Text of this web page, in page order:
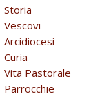
Storia
Vescovi
Arcidiocesi
Curia
Vita Pastorale
Parrocchie